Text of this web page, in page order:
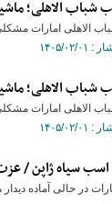
شباب الاهلی؛
الاهلی امارات
شباب الاهلی؛
الاهلی امارات
اسب سیاه ژاپن /
در حالی آماده